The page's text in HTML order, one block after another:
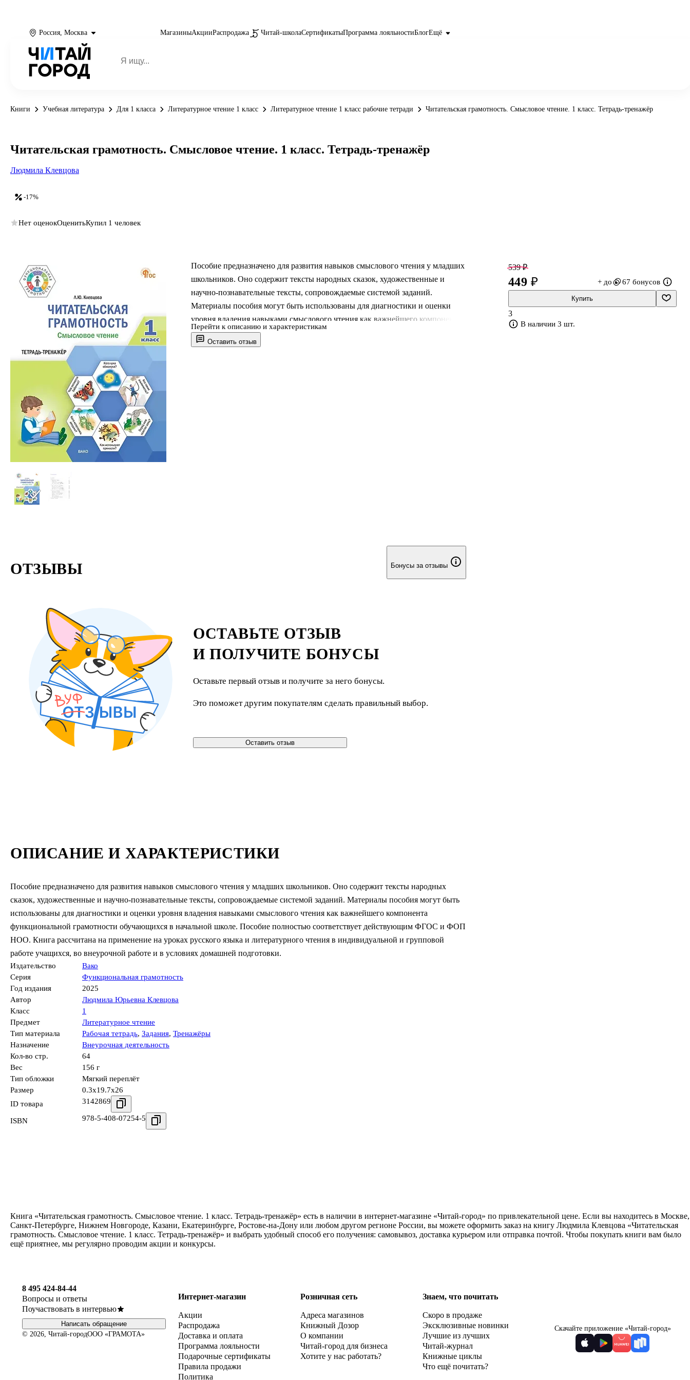
Россия, Москва МагазиныАкцииРаспродажа Читай-школаСертификатыПрограмма лояльностиБлогЕщё
Книги Учебная литература Для 1 класса Литературное чтение 1 класс Литературное чтение 1 класс рабочие тетради Читательская грамотность. Смысловое чтение. 1 класс. Тетрадь-тренажёр
Оставить отзыв
Пособие предназначено для развития навыков смыслового чтения у младших
школьников. Оно содержит тексты народных сказок, художественные и
научно-познавательные тексты, сопровождаемые системой заданий.
Материалы пособия могут быть использованы для диагностики и оценки
уровня владения навыками смыслового чтения как важнейшего компонента
функциональной грамотности обучающихся в начальной школе. Пособие
полностью соответствует действующим ФГОС и ФОП НОО. Книга
Перейти к описанию и характеристикам
-17%
Читательская грамотность. Смысловое чтение. 1 класс. Тетрадь-тренажёр
Людмила Клевцова
Нет оценокОценитьКупил 1 человек
539 ₽
449 ₽ + до 67 бонусов
Купить
3
В наличии 3 шт.
ОПИСАНИЕ И ХАРАКТЕРИСТИКИ
Пособие предназначено для развития навыков смыслового чтения у младших школьников. Оно содержит тексты народных
сказок, художественные и научно-познавательные тексты, сопровождаемые системой заданий. Материалы пособия могут быть
использованы для диагностики и оценки уровня владения навыками смыслового чтения как важнейшего компонента
функциональной грамотности обучающихся в начальной школе. Пособие полностью соответствует действующим ФГОС и ФОП
НОО. Книга рассчитана на применение на уроках русского языка и литературного чтения в индивидуальной и групповой
работе учащихся, во внеурочной работе и в условиях домашней подготовки.
Издательство
Вако
Серия
Функциональная грамотность
Год издания
2025
Автор
Людмила Юрьевна Клевцова
Класс
1
Предмет
Литературное чтение
Тип материала
Рабочая тетрадь, Задания, Тренажёры
Назначение
Внеурочная деятельность
Кол-во стр.
64
Вес
156 г
Тип обложки
Мягкий переплёт
Размер
0.3x19.7x26
ID товара
3142869
ISBN 978-5-408-07254-5
ОТЗЫВЫ Бонусы за отзывы
ОСТАВЬТЕ ОТЗЫВ
И ПОЛУЧИТЕ БОНУСЫ
Оставьте первый отзыв и получите за него бонусы.
Это поможет другим покупателям сделать правильный выбор.
Оставить отзыв
Книга «Читательская грамотность. Смысловое чтение. 1 класс. Тетрадь-тренажёр» есть в наличии в интернет-магазине «Читай-город» по привлекательной цене. Если вы находитесь в Москве,
Санкт-Петербурге, Нижнем Новгороде, Казани, Екатеринбурге, Ростове-на-Дону или любом другом регионе России, вы можете оформить заказ на книгу Людмила Клевцова «Читательская
грамотность. Смысловое чтение. 1 класс. Тетрадь-тренажёр» и выбрать удобный способ его получения: самовывоз, доставка курьером или отправка почтой. Чтобы покупать книги вам было
ещё приятнее, мы регулярно проводим акции и конкурсы.
8 495 424-84-44
Вопросы и ответы
Поучаствовать в интервью
Написать обращение
© 2026, Читай-городООО «ГРАМОТА»
Интернет-магазин
Акции
Распродажа
Доставка и оплата
Программа лояльности
Подарочные сертификаты
Правила продажи
Политика
Розничная сеть
Адреса магазинов
Книжный Дозор
О компании
Читай-город для бизнеса
Хотите у нас работать?
Знаем, что почитать
Скоро в продаже
Эксклюзивные новинки
Лучшие из лучших
Читай-журнал
Книжные циклы
Что ещё почитать?
Скачайте приложение «Читай-город»